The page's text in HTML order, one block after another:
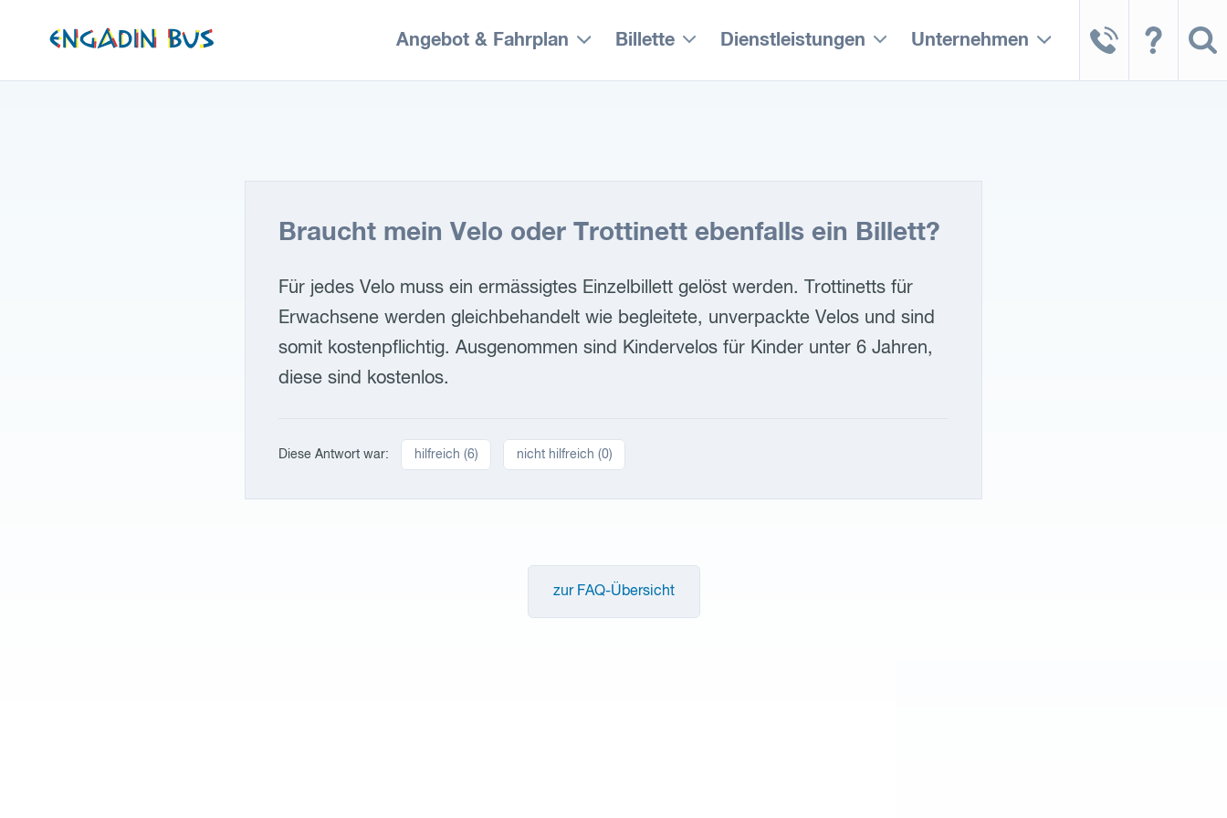
zur
Startseite
Angebot & Fahrplan Billette Dienstleistungen Unternehmen
Braucht mein Velo oder Trottinett ebenfalls ein Billett?
Für jedes Velo muss ein ermässigtes Einzelbillett gelöst werden. Trottinetts für
Erwachsene werden gleichbehandelt wie begleitete, unverpackte Velos und sind
somit kostenpflichtig. Ausgenommen sind Kindervelos für Kinder unter 6 Jahren,
diese sind kostenlos.
Diese Antwort war: hilfreich (6) nicht hilfreich (0)
zur FAQ-Übersicht